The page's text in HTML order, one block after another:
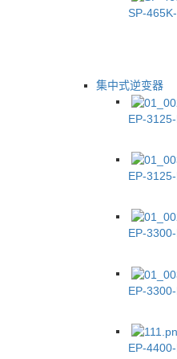
SP-
集中式逆变器
EP-
EP-
EP-
EP-
EP-